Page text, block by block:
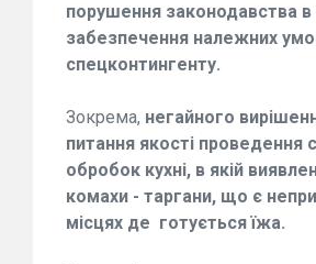
порушення законодавства в
забезпечення належних
спецконтингенту.
Зокрема, негайного
питання якості проведення
обробок кухні, в якій
комахи - таргани, що є
місцях де готується їжа.